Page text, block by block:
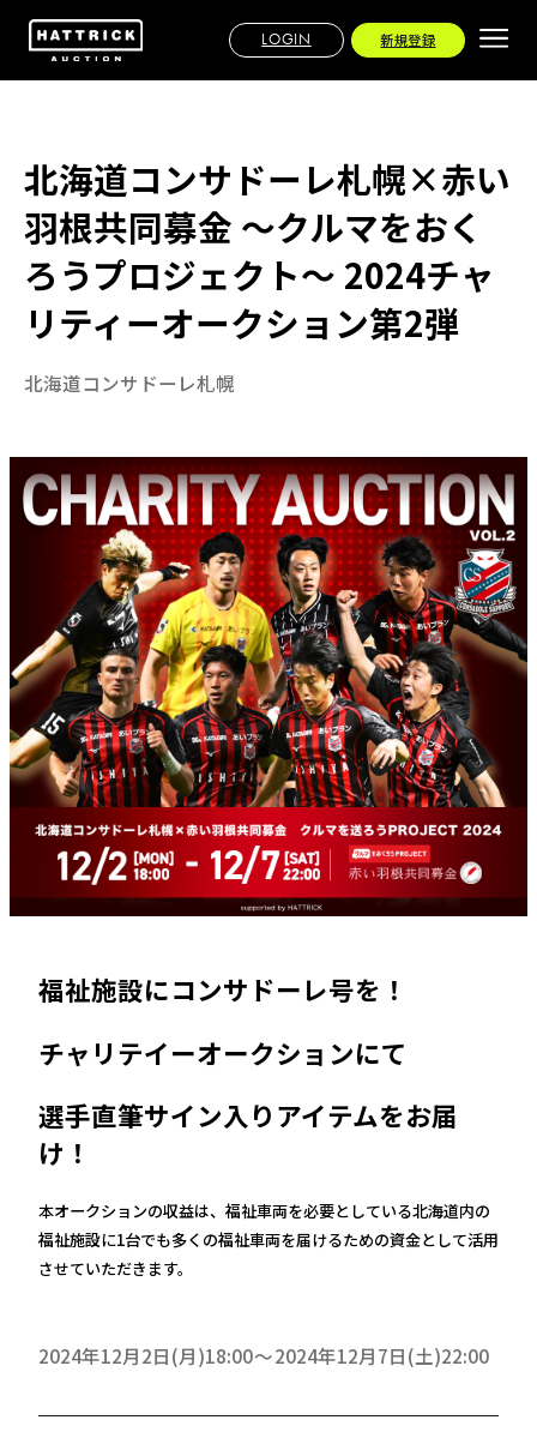
LOGIN 新規登録
北海道コンサドーレ札幌×赤い
羽根共同募金 ～クルマをおく
ろうプロジェクト～ 2024チャ
リティーオークション第2弾
北海道コンサドーレ札幌
福祉施設にコンサドーレ号を！
チャリテイーオークションにて
選手直筆サイン入りアイテムをお届
け！
本オークションの収益は、福祉車両を必要としている北海道内の
福祉施設に1台でも多くの福祉車両を届けるための資金として活用
させていただきます。
2024年12月2日(月)18:00 2024年12月7日(土)22:00